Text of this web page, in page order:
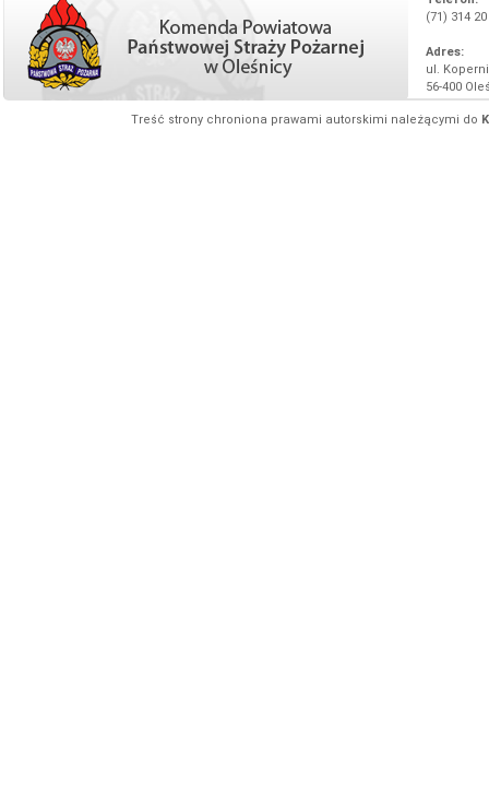
(71) 314
Adres:
ul.
56-400
Treść strony chroniona prawami autorskimi należącymi do